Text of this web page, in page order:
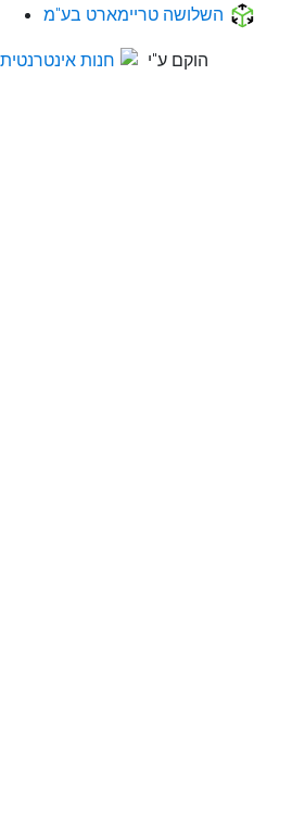
השלושה טריימארט בע"מ
הוקם ע"י חנות אינטרנטית